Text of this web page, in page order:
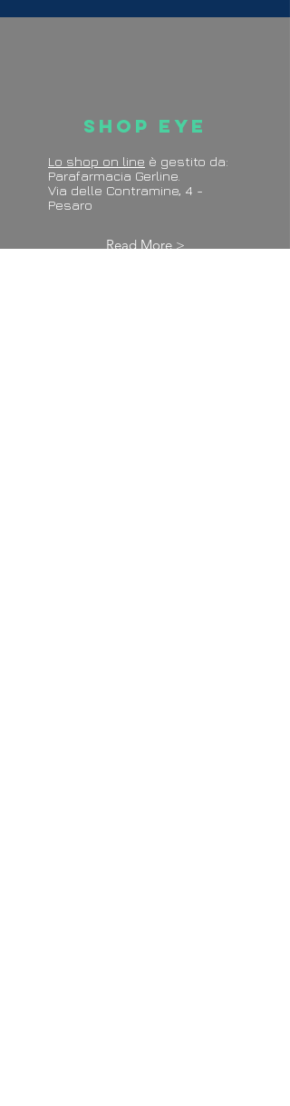
Shop Eye
Lo shop on line è gestito da:
Parafarmacia Gerline.
Via delle Contramine, 4 -
Pesaro
Read More >